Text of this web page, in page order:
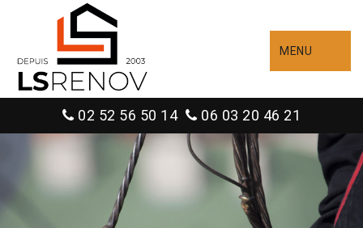
MENU
02 52 56 50 14 06 03 20 46 21